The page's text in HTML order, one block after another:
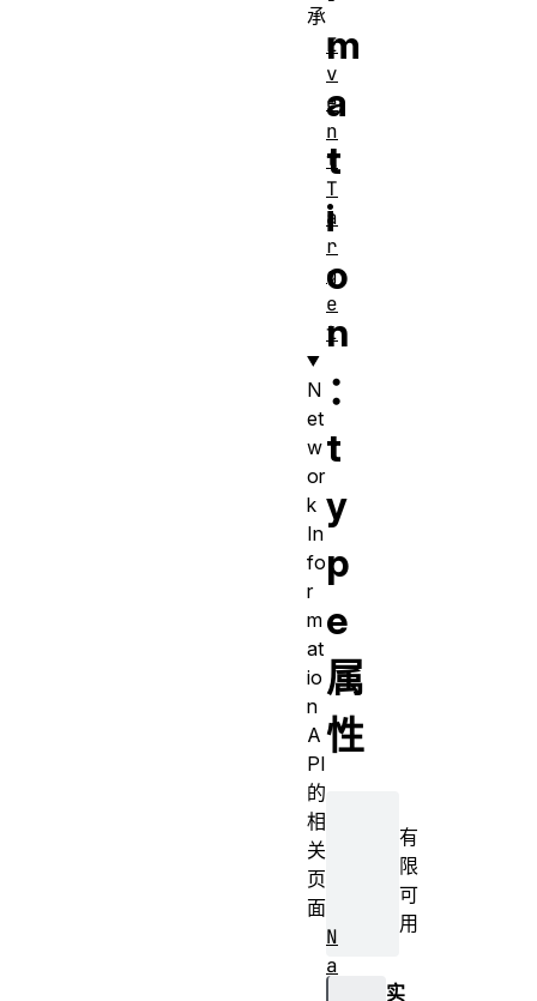
m
a
t
i
o
n
：
t
y
p
e
属
性
有
限
可
用
实
承
E
v
e
n
t
T
a
r
g
e
t
N
et
w
or
k
In
fo
r
m
at
io
n
A
PI
的
相
关
页
面
N
a